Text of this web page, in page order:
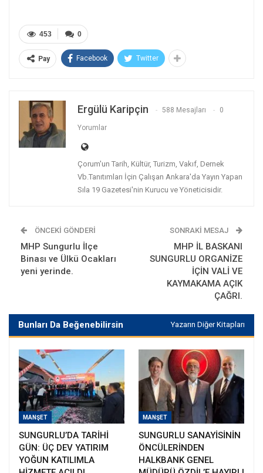
0
453
Pay Facebook Twitter
Ergülü Karipçin 588 Mesajları 0
Yorumlar
Çorum'un Tarih, Kültür, Turizm, Vakıf, Dernek
Vb.Tanıtımları İçin Çalışan Ankara'da Yayın Yapan
Sıla 19 Gazetesi'nin Kurucu ve Yöneticisidir.
ÖNCEKI GÖNDERI
MHP Sungurlu İlçe
Binası ve Ülkü Ocakları
yeni yerinde.
SONRAKI MESAJ
MHP İL BASKANI
SUNGURLU ORGANİZE
İÇİN VALİ VE
KAYMAKAMA AÇIK
ÇAĞRI.
Bunları Da Beğenebilirsin Yazarın Diğer Kitapları
MANŞET
SUNGURLU’DA TARİHİ
GÜN: ÜÇ DEV YATIRIM
YOĞUN KATILIMLA
MANŞET
SUNGURLU SANAYİSİNİN
ÖNCÜLERİNDEN
HALKBANK GENEL